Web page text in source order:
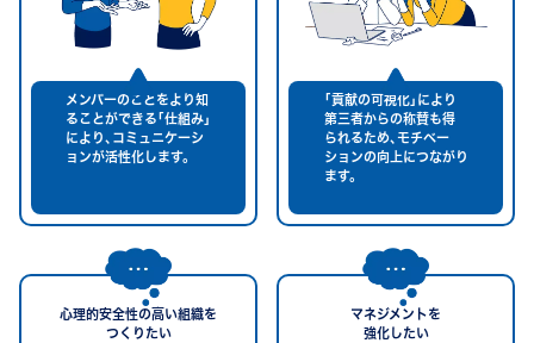
メンバーのことをより知
ることができる｢仕組み｣
により､コミュニケーシ
ョンが活性化します。
｢貢献の可視化｣により
第三者からの称賛も得
られるため､モチベー
ションの向上につながり
ます。
心理的安全性の高い組織を
つくりたい
マネジメントを
強化したい